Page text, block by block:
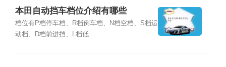
本田自动挡车档位介绍有哪些
档位有P档停车档、R档倒车档、N档空档、S档运
动档、D档前进挡、L档低...